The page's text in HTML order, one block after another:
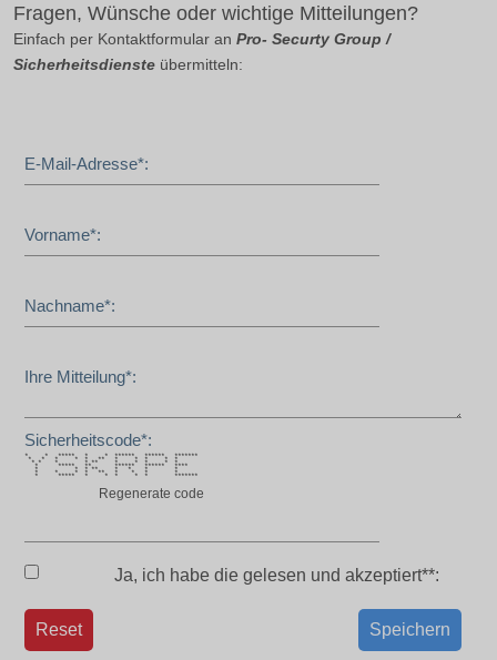
Fragen, Wünsche oder wichtige Mitteilungen?
Einfach per Kontaktformular an Pro- Securty Group /
Sicherheitsdienste übermitteln:
E-Mail-Adresse*:
Vorname*:
Nachname*:
Ihre Mitteilung*:
Sicherheitscode*:
* * ***** * * ****** ****** *******
* * * * * ** * * * * *
* * * * ** * * * * *
* ***** ** ****** ****** ****
* * * ** * * * *
* * * * ** * * * *
* ***** * * * * * *******
Regenerate code
Ja, ich habe die gelesen und akzeptiert**:
Speichern
Reset